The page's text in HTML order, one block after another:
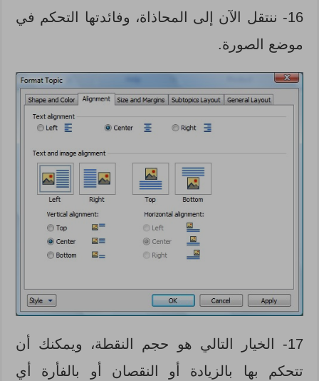
16- ننتقل الآن إلى المحاذاة، وفائدتها التحكم في
موضع الصورة.
17- الخيار التالي هو حجم النقطة، ويمكنك أن
تتحكم بها بالزيادة أو النقصان أو بالفأرة أي